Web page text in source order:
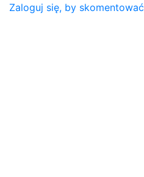
Zaloguj się, by skomentować